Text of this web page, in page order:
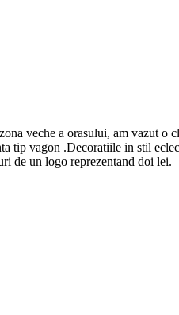
veche a orasului, am vazut o
tip vagon .Decoratiile in stil
de un logo reprezentand doi lei.